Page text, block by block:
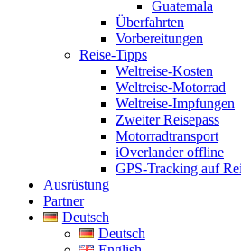
Guatemala
Überfahrten
Vorbereitungen
Reise-Tipps
Weltreise-Kosten
Weltreise-Motorrad
Weltreise-Impfungen
Zweiter Reisepass
Motorradtransport
iOverlander offline
GPS-Tracking auf
Ausrüstung
Partner
Deutsch
Deutsch